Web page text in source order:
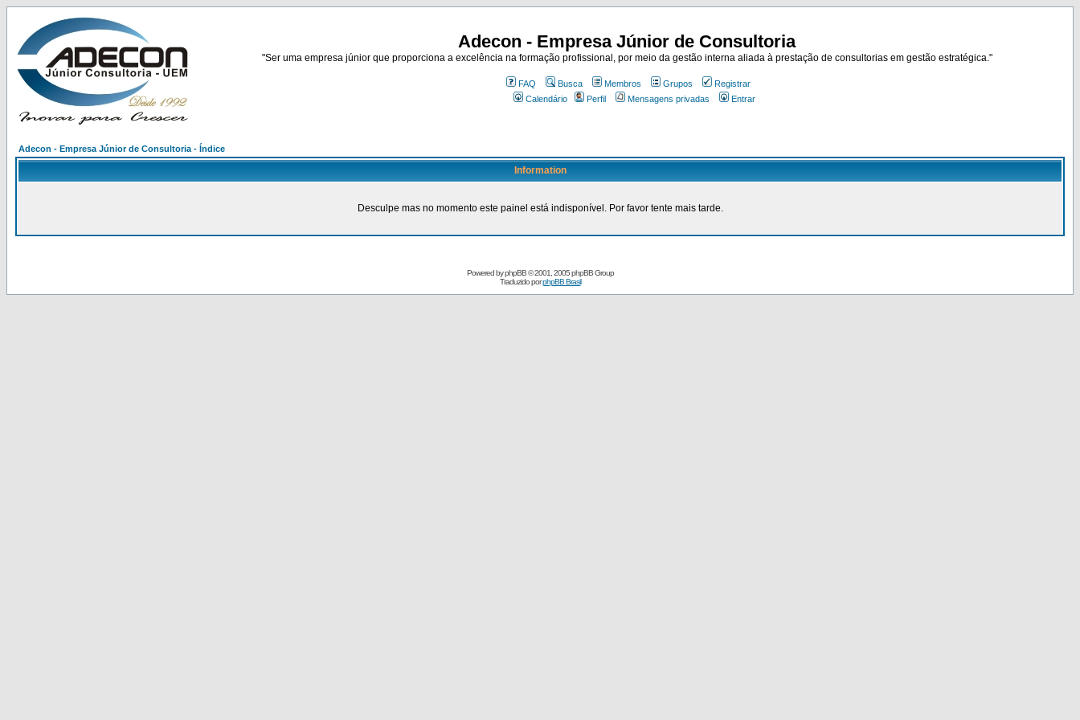
Adecon - Empresa Júnior de Consultoria
"Ser uma empresa júnior que proporciona a excelência na formação profissional, por meio da gestão interna aliada à prestação de consultorias em gestão estratégica."
FAQ Busca Membros Grupos
Registrar
Calendário
Perfil Mensagens privadas Entrar
Adecon - Empresa Júnior de Consultoria - Índice
Information
Desculpe mas no momento este painel está indisponível. Por favor tente mais tarde.
Powered byphpBB© 2001, 2005 phpBB Group
Traduzido porphpBB Brasil